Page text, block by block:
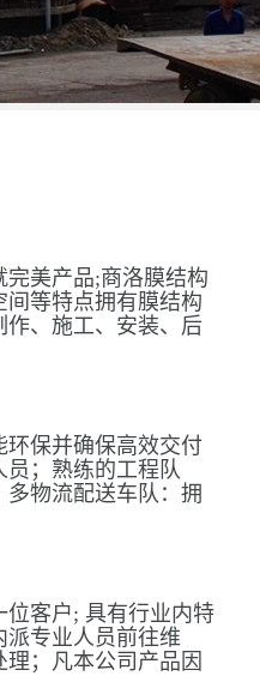
美产品;商洛膜结构
等特点拥有膜结构
作、施工、安装、后
环保并确保高效交付
员；熟练的工程队
物流配送车队：拥
客户; 具有行业内特
派专业人员前往维
；凡本公司产品因